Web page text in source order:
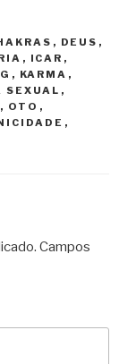
, DEUS ,
, ICAR ,
, KARMA ,
SEXUAL ,
, OTO ,
,
Campos